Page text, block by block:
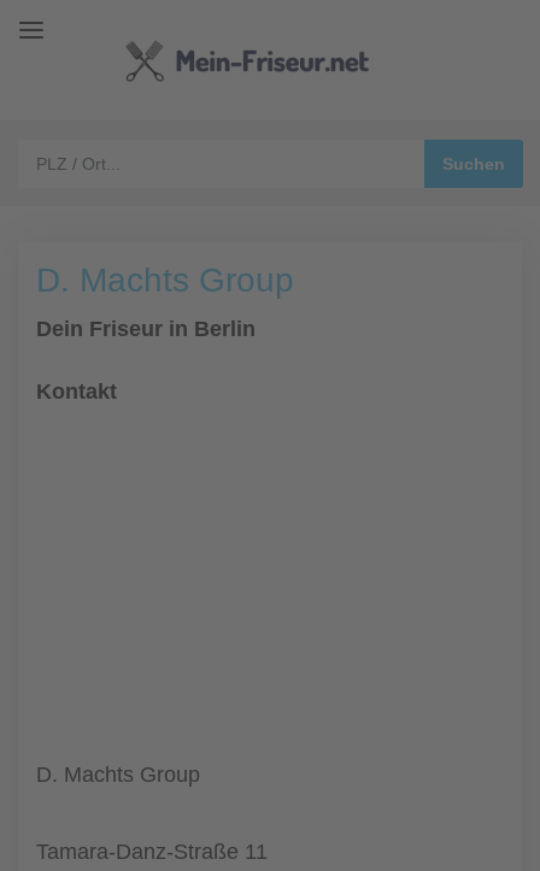
D. Machts Group
Dein Friseur in Berlin
Kontakt
D. Machts Group
Tamara-Danz-Straße 11